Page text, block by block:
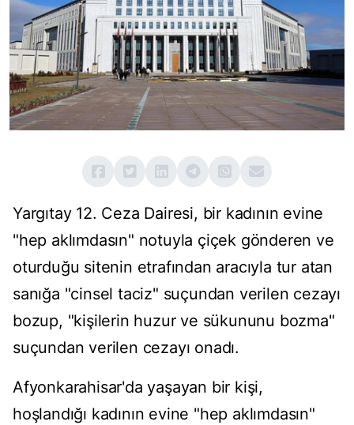
Yargıtay 12. Ceza Dairesi, bir kadının evine
"hep aklımdasın" notuyla çiçek gönderen ve
oturduğu sitenin etrafından aracıyla tur atan
sanığa "cinsel taciz" suçundan verilen cezayı
bozup, "kişilerin huzur ve sükununu bozma"
suçundan verilen cezayı onadı.
Afyonkarahisar'da yaşayan bir kişi,
hoşlandığı kadının evine "hep aklımdasın"